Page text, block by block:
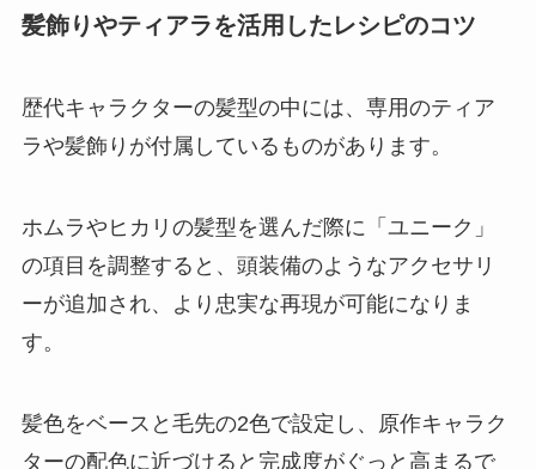
髪飾りやティアラを活用したレシピのコツ
歴代キャラクターの髪型の中には、専用のティア
ラや髪飾りが付属しているものがあります。
ホムラやヒカリの髪型を選んだ際に「ユニーク」
の項目を調整すると、頭装備のようなアクセサリ
ーが追加され、より忠実な再現が可能になりま
す。
髪色をベースと毛先の2色で設定し、原作キャラク
ターの配色に近づけると完成度がぐっと高まるで